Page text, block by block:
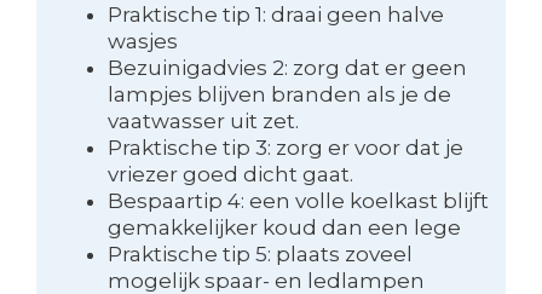
Praktische tip 1: draai geen halve
wasjes
Bezuinigadvies 2: zorg dat er geen
lampjes blijven branden als je de
vaatwasser uit zet.
Praktische tip 3: zorg er voor dat je
vriezer goed dicht gaat.
Bespaartip 4: een volle koelkast blijft
gemakkelijker koud dan een lege
Praktische tip 5: plaats zoveel
mogelijk spaar- en ledlampen